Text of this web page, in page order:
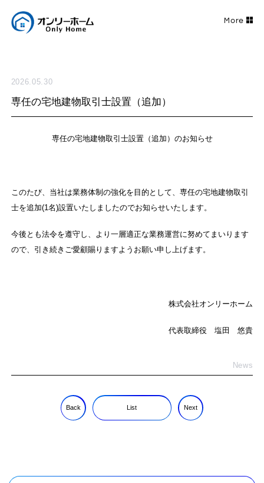
2026.05.30
専任の宅地建物取引士設置（追加）
専任の宅地建物取引士設置（追加）のお知らせ
このたび、当社は業務体制の強化を目的として、専任の宅地建物取引
士を追加(1名)設置いたしましたのでお知らせいたします。
今後とも法令を遵守し、より一層適正な業務運営に努めてまいります
ので、引き続きご愛顧賜りますようお願い申し上げます。
株式会社オンリーホーム
代表取締役 塩田 悠貴
News
Back List Next